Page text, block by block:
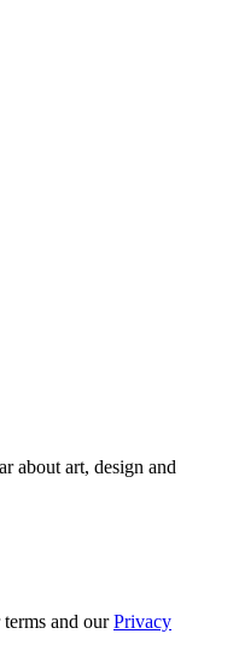
about art, design and
and ourPrivacy